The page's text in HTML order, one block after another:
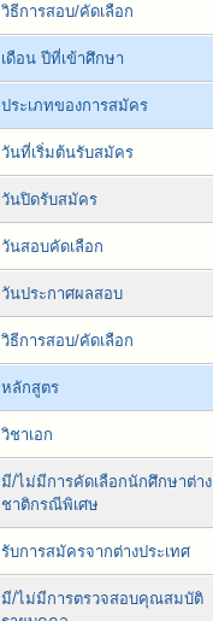
วิธีการสอบ/คัดเลือก
เดือน ปีที่เข้าศึกษา
ประเภทของการสมัคร
วันที่เริ่มต้นรับสมัคร
วันปิดรับสมัคร
วันสอบคัดเลือก
วันประกาศผลสอบ
วิธีการสอบ/คัดเลือก
หลักสูตร
วิชาเอก
มี/ไม่มีการคัดเลือกนักศึกษาต่าง
ชาติกรณีพิเศษ
รับการสมัครจากต่างประเทศ
มี/ไม่มีการตรวจสอบคุณสมบัติ